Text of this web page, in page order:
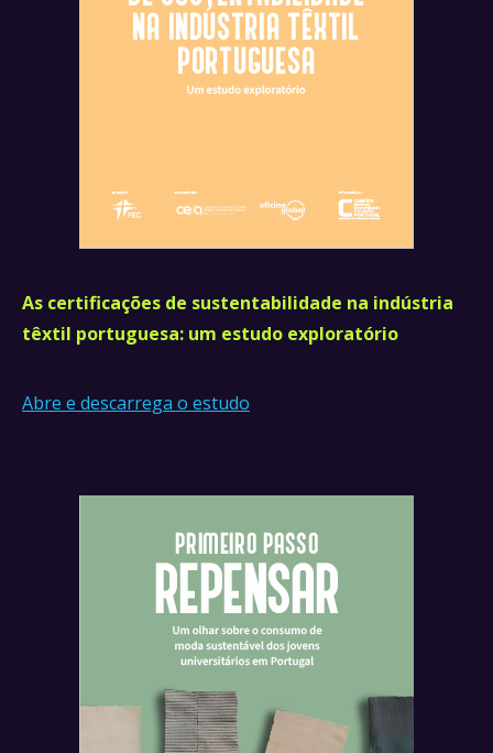
As certificações de sustentabilidade na indústria
têxtil portuguesa: um estudo exploratório
Abre e descarrega o estudo